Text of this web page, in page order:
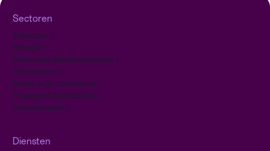
Sectoren
Telecom
Energie
Financiële dienstverlening
Pensioenen
Retail en E-commerce
Transport & Mobiliteit
Verzekeraars
Diensten